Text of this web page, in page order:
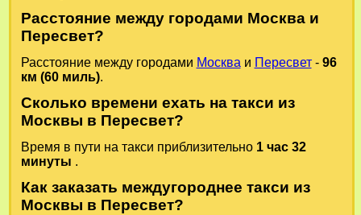
Расстояние между городами Москва и
Пересвет?
Расстояние между городами Москва и Пересвет- 96
км (60 миль).
Сколько времени ехать на такси из
Москвы в Пересвет?
Время в пути на такси приблизительно 1 час 32
минуты .
Как заказать междугороднее такси из
Москвы в Пересвет?